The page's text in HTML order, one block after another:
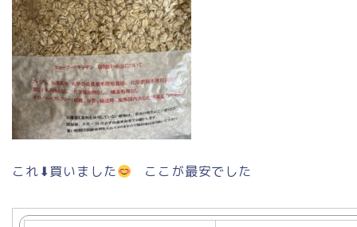
これ⬇︎買いました ここが最安でした